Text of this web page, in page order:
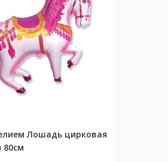
Лошадь цирковая
80см